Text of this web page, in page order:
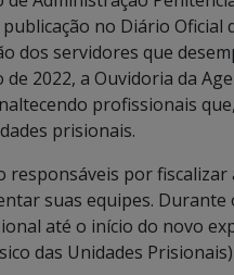
no Diário
dos servidores que
2022, a Ouvidoria da
profissionais
prisionais.
responsáveis por
suas equipes.
até o início do novo
das Unidades